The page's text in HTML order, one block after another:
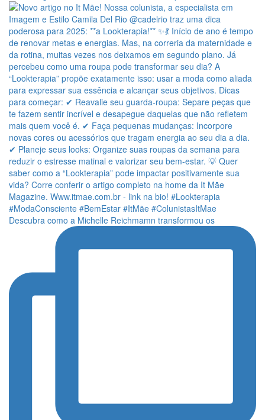
Descubra como a Michelle Reichmamn transformou os